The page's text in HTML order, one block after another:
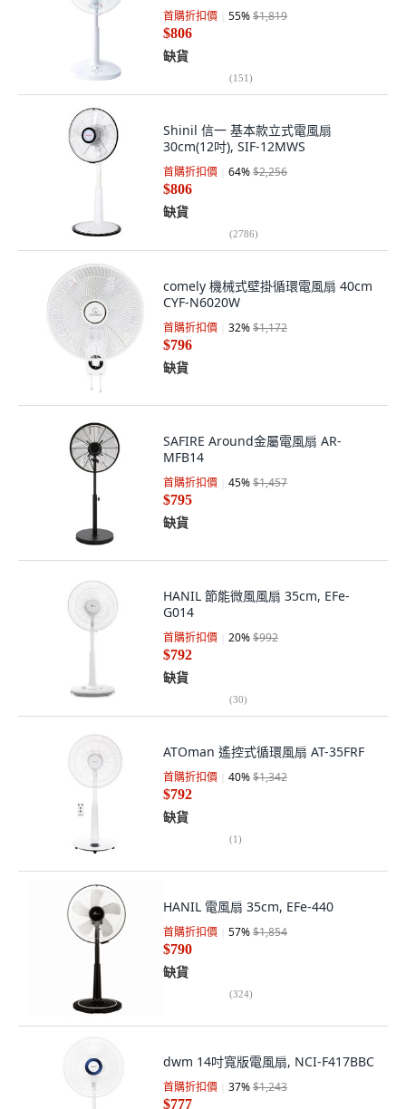
首購折扣價 55%$1,819
$806
缺貨
(151)
Shinil 信一 基本款立式電風扇
30cm(12吋), SIF-12MWS
首購折扣價 64%$2,256
$806
缺貨
(2786)
comely 機械式壁掛循環電風扇 40cm
CYF-N6020W
首購折扣價 32%$1,172
$796
缺貨
SAFIRE Around金屬電風扇 AR-
MFB14
首購折扣價 45%$1,457
$795
缺貨
HANIL 節能微風風扇 35cm, EFe-
G014
首購折扣價 20%$992
$792
缺貨
(30)
ATOman 遙控式循環風扇 AT-35FRF
首購折扣價 40%$1,342
$792
缺貨
(1)
HANIL 電風扇 35cm, EFe-440
首購折扣價 57%$1,854
$790
缺貨
(324)
dwm 14吋寬版電風扇, NCI-F417BBC
首購折扣價 37%$1,243
$777